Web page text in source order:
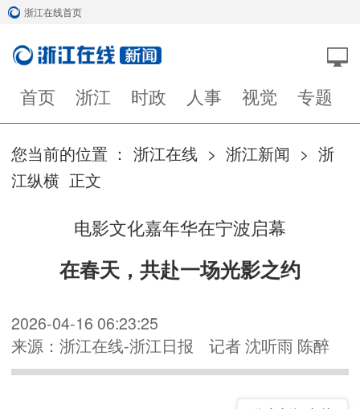
浙江在线首页
首页 浙江 时政 人事 视觉 专题
您当前的位置 ： 浙江在线 > 浙江新闻 > 浙
江纵横 正文
电影文化嘉年华在宁波启幕
在春天，共赴一场光影之约
2026-04-16 06:23:25
来源：浙江在线-浙江日报
记者 沈听雨 陈醉